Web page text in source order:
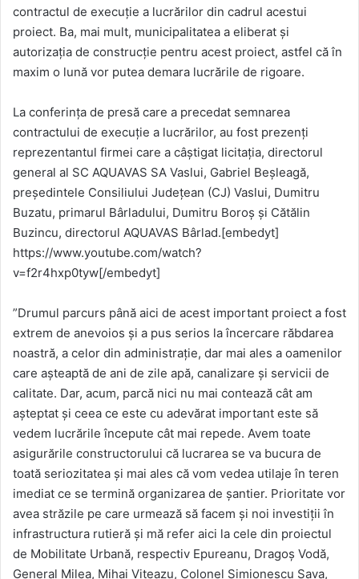
contractul de execuție a lucrărilor din cadrul acestui
proiect. Ba, mai mult, municipalitatea a eliberat și
autorizația de construcție pentru acest proiect, astfel că în
maxim o lună vor putea demara lucrările de rigoare.
La conferința de presă care a precedat semnarea
contractului de execuție a lucrărilor, au fost prezenți
reprezentantul firmei care a câștigat licitația, directorul
general al SC AQUAVAS SA Vaslui, Gabriel Beșleagă,
președintele Consiliului Județean (CJ) Vaslui, Dumitru
Buzatu, primarul Bârladului, Dumitru Boroș și Cătălin
Buzincu, directorul AQUAVAS Bârlad.[embedyt]
https://www.youtube.com/watch?
v=f2r4hxp0tyw[/embedyt]
”Drumul parcurs până aici de acest important proiect a fost
extrem de anevoios și a pus serios la încercare răbdarea
noastră, a celor din administrație, dar mai ales a oamenilor
care așteaptă de ani de zile apă, canalizare și servicii de
calitate. Dar, acum, parcă nici nu mai contează cât am
așteptat și ceea ce este cu adevărat important este să
vedem lucrările începute cât mai repede. Avem toate
asigurările constructorului că lucrarea se va bucura de
toată seriozitatea și mai ales că vom vedea utilaje în teren
imediat ce se termină organizarea de șantier. Prioritate vor
avea străzile pe care urmează să facem și noi investiții în
infrastructura rutieră și mă refer aici la cele din proiectul
de Mobilitate Urbană, respectiv Epureanu, Dragoș Vodă,
General Milea, Mihai Viteazu, Colonel Simionescu Sava,